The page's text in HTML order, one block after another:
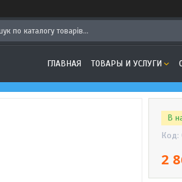
ГЛАВНАЯ ТОВАРЫ И УСЛУГИ
В
Код:
2